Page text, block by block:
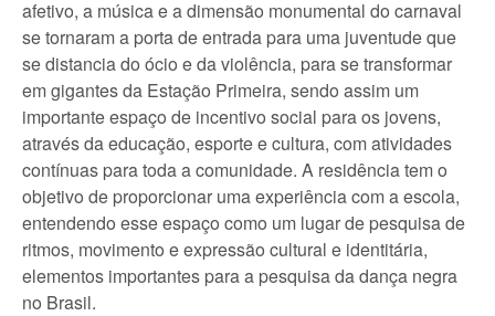
afetivo, a música e a dimensão monumental do carnaval
se tornaram a porta de entrada para uma juventude que
se distancia do ócio e da violência, para se transformar
em gigantes da Estação Primeira, sendo assim um
importante espaço de incentivo social para os jovens,
através da educação, esporte e cultura, com atividades
contínuas para toda a comunidade. A residência tem o
objetivo de proporcionar uma experiência com a escola,
entendendo esse espaço como um lugar de pesquisa de
ritmos, movimento e expressão cultural e identitária,
elementos importantes para a pesquisa da dança negra
no Brasil.